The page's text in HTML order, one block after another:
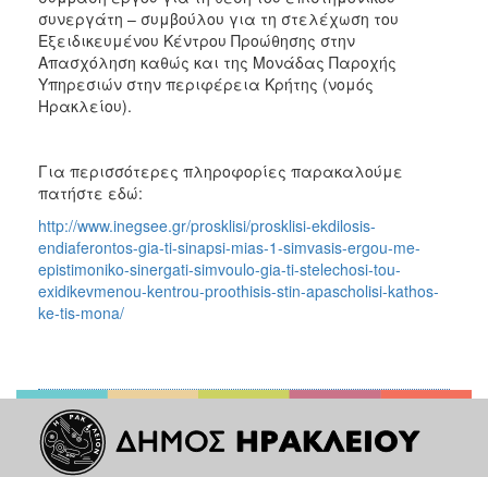
ΑΝΘΕΚΤΙΚΗ
ΠΟΛΗσυνεργάτη – συμβούλου για τη στελέχωση του
Εξειδικευμένου Κέντρου Προώθησης στην
Απασχόληση καθώς και της Μονάδας Παροχής
Υπηρεσιών στην περιφέρεια Κρήτης (νομός
Ηρακλείου).
Για περισσότερες πληροφορίες παρακαλούμε
πατήστε εδώ:
http://www.inegsee.gr/prosklisi/prosklisi-ekdilosis-
endiaferontos-gia-ti-sinapsi-mias-1-simvasis-ergou-me-
epistimoniko-sinergati-simvoulo-gia-ti-stelechosi-tou-
exidikevmenou-kentrou-proothisis-stin-apascholisi-kathos-
ke-tis-mona/